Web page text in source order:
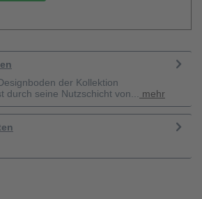
der Kollektion
durch seine Nutzschicht von...
mehr